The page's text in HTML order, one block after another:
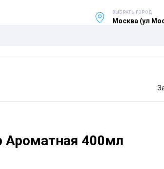
ВЫБРАТЬ ГОРОД
Москва (ул
Ароматная 400мл